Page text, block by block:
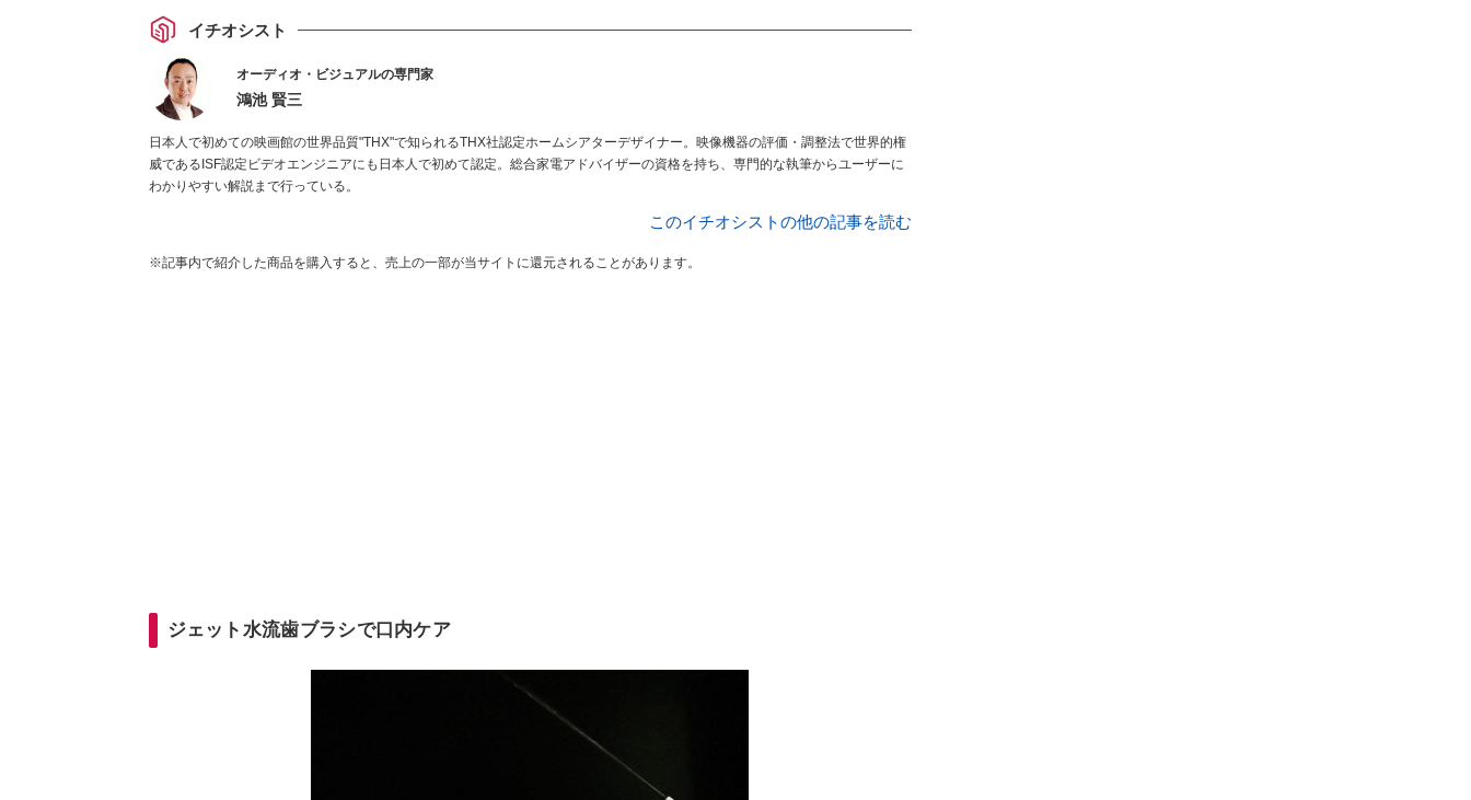
イチオシスト
オーディオ・ビジュアルの専門家
鴻池 賢三
日本人で初めての映画館の世界品質"THX"で知られるTHX社認定ホームシアターデザイナー。映像機器の評価・調整法で世界的権
威であるISF認定ビデオエンジニアにも日本人で初めて認定。総合家電アドバイザーの資格を持ち、専門的な執筆からユーザーに
わかりやすい解説まで行っている。
このイチオシストの他の記事を読む
※記事内で紹介した商品を購入すると、売上の一部が当サイトに還元されることがあります。
ジェット水流歯ブラシで口内ケア